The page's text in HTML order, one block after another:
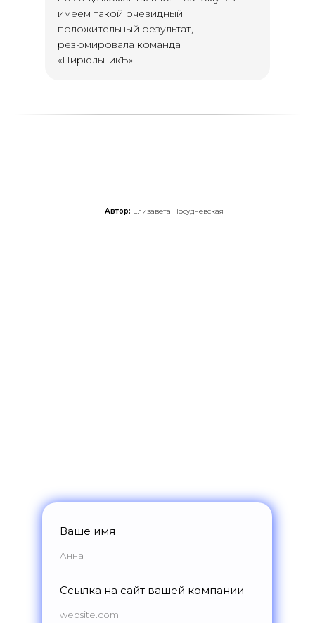
имеем такой очевидный
положительный результат, —
резюмировала команда
«ЦирюльникЪ».
Автор: Елизавета Посудневская
Ваше имя
Ссылка на сайт вашей компании